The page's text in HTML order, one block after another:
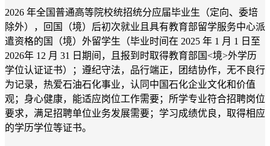
2026 年全国普通高等院校统招统分应届毕业生（定向、委培
除外），回国（境）后初次就业且具有教育部留学服务中心派
遣资格的国（境）外留学生（毕业时间在 2025 年 1 月 1 日至
2026年 12 月 31 日期间，且报到时取得教育部国<境>外学历
学位认证证书）；遵纪守法，品行端正，团结协作，无不良行
为记录，热爱石油石化事业，认同中国石化企业文化和价值
观；身心健康，能适应岗位工作需要；所学专业符合招聘岗位
要求，满足招聘单位业务发展需要；学习成绩优良，取得相应
的学历学位等证书。